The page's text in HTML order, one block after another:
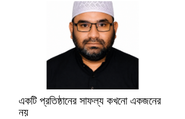
একটি প্রতিষ্ঠানের সাফল্য কখনো একজনের
নয়